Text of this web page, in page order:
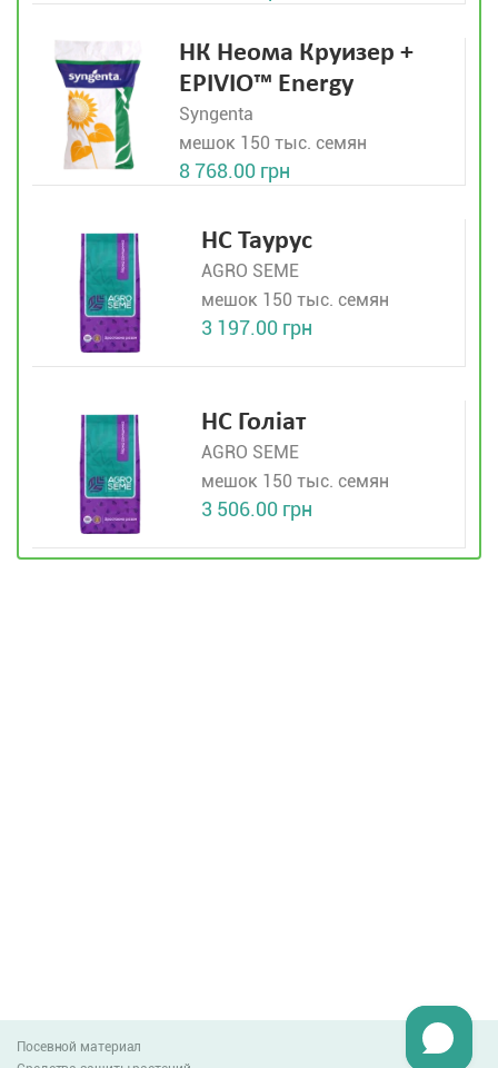
НК Неома Круизер +
EPIVIO™ Energy
Syngenta
мешок 150 тыс. семян
8 768.00 грн
НС Таурус
AGRO SEME
мешок 150 тыс. семян
3 197.00 грн
НС Голіат
AGRO SEME
мешок 150 тыс. семян
3 506.00 грн
Посевной материал